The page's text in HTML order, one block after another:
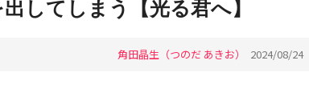
してしまう【光る君へ】
角田晶生（つのだ あきお） 2024/08/24